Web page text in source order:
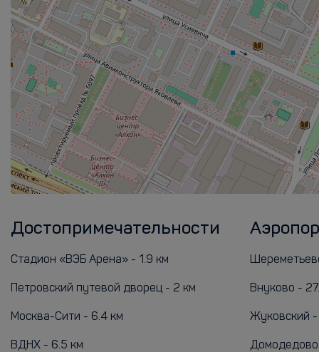
Достопримечательности
Стадион «ВЭБ Арена» - 1.9 км
Петровский путевой дворец - 2 км
Москва-Сити - 6.4 км
ВДНХ - 6.5 км
Внуково -
Жуковский -